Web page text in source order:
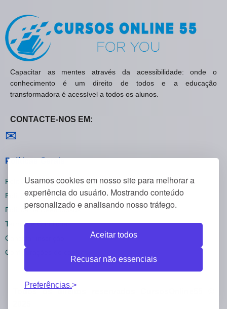
Usamos cookies em nosso site para melhorar a
experiência do usuário. Mostrando conteúdo
personalizado e analisando nosso tráfego.
Aceitar todos
Recusar não essenciais
Preferências.
Capacitar as mentes através da acessibilidade: onde o
conhecimento é um direito de todos e a educação
transformadora é acessível a todos os alunos.
CONTACTE-NOS EM:
✉
Políticas Gerais
Política de Privacidade
Política de Cookies
Política de Reembolsos
Termos e Condições
Cancelar inscrição
Configurações de cookies
Todos os direitos reservados CursosOnline55 ©